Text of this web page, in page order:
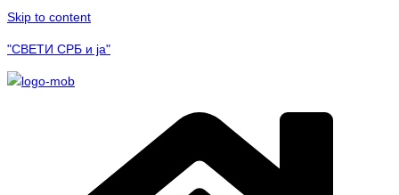
Skip to content
"СВЕТИ СРБ и ја"